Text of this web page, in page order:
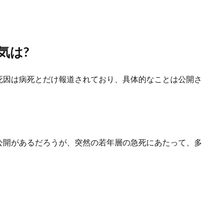
は?
は病死とだけ報道されており、具体的なことは公開さ
があるだろうが、突然の若年層の急死にあたって、多